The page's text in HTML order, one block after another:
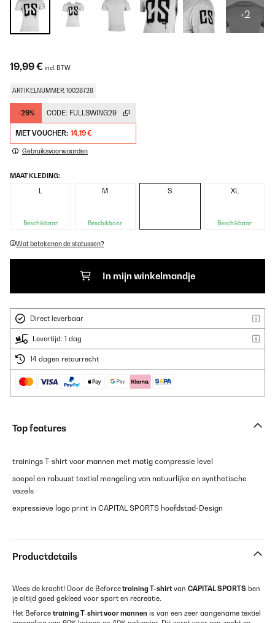
+2
19,99 € incl. BTW
ARTIKELNUMMER: 10028728
-29% CODE: FULLSWING29
MET VOUCHER: 14,19 €
Gebruiksvoorwaarden
MAAT KLEDING:
L
Beschikbaar
M
Beschikbaar
S XL
Beschikbaar
Wat betekenen de statussen?
In mijn winkelmandje
Direct leverbaar
Levertijd: 1 dag
14 dagen retourrecht
Top features
trainings T-shirt voor mannen met matig compressie level
soepel en robuust textiel mengeling van natuurlijke en synthetische
vezels
expressieve logo print in CAPITAL SPORTS hoofdstad-Design
Productdetails
Wees de kracht! Door de Beforcetraining T-shirtvan CAPITAL SPORTS ben
je altijd goed gekleed voor sport en recreatie.
Het Beforce training T-shirt voor mannen is van een zeer aangename textiel